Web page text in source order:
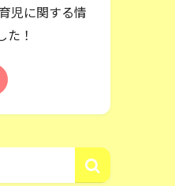
児に関する情
！